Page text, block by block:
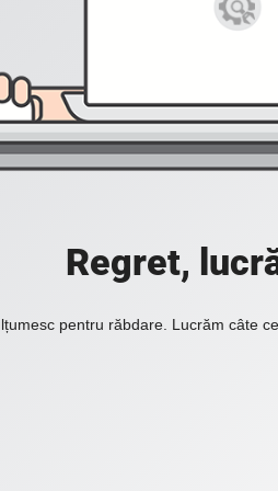
Regret,
pentru răbdare. Lucrăm câte